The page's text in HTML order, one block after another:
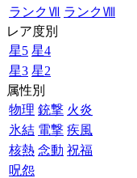
ランクⅦ ランクⅧ
レア度別
星5 星4
星3 星2
属性別
物理 銃撃 火炎
氷結 電撃 疾風
核熱 念動 祝福
呪怨